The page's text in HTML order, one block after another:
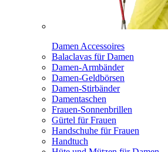
Damen Accessoires
Balaclavas für Damen
Damen-Armbänder
Damen-Geldbörsen
Damen-Stirbänder
Damentaschen
Frauen-Sonnenbrillen
Gürtel für Frauen
Handschuhe für Frauen
Handtuch